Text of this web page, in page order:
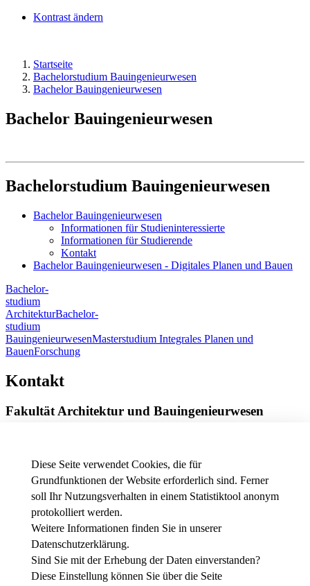
Diese Seite verwendet Cookies, die für
Grundfunktionen der Website erforderlich sind. Ferner
soll Ihr Nutzungsverhalten in einem Statistiktool anonym
protokolliert werden.
Weitere Informationen finden Sie in unserer
Datenschutzerklärung.
Sind Sie mit der Erhebung der Daten einverstanden?
Diese Einstellung können Sie über die Seite
Kontrast ändern
Startseite
Bachelorstudium Bauingenieurwesen
Bachelor Bauingenieurwesen
Bachelor Bauingenieurwesen
Bachelorstudium Bauingenieurwesen
Bachelor Bauingenieurwesen
Informationen für Studieninteressierte
Informationen für Studierende
Kontakt
Bachelor Bauingenieurwesen - Digitales Planen und Bauen
Bachelor-
studium
ArchitekturBachelor-
studium
BauingenieurwesenMasterstudium Integrales Planen und
BauenForschung
Kontakt
Fakultät Architektur und Bauingenieurwesen
Telefon
+49 931 3511-9002
E-Maildekanat.fab[at]thws.de
Anfahrt| Wegbeschreibung
News - Presse
Stellenausschreibungen der THWS
Intranet